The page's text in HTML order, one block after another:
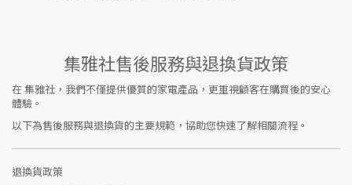
集雅社售後服務與退換貨政策
在集雅社 ，我們不僅提供優質的家電產品，更重視顧客在購買後的安心
體驗。
以下為售後服務與退換貨的主要規範，協助您快速了解相關流程。
退換貨政策